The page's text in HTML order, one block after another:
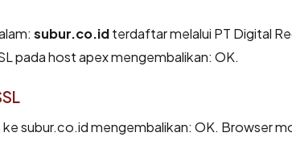
subur.co.idterdaftar melalui PT Digital
pada host apex mengembalikan: OK.
ke subur.co.id mengembalikan: OK. Browser